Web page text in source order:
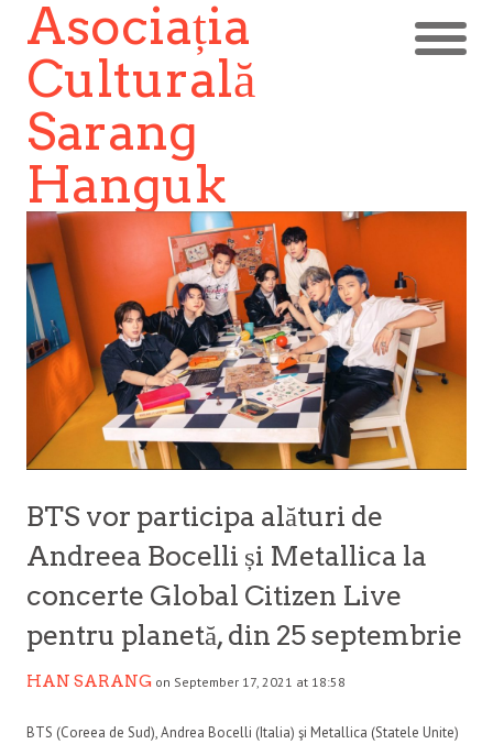
Asociația
Culturală
Sarang
Hanguk
BTS vor participa alături de
Andreea Bocelli și Metallica la
concerte Global Citizen Live
pentru planetă, din 25 septembrie
HAN SARANG on September 17, 2021 at 18:58
BTS (Coreea de Sud), Andrea Bocelli (Italia) şi Metallica (Statele Unite)